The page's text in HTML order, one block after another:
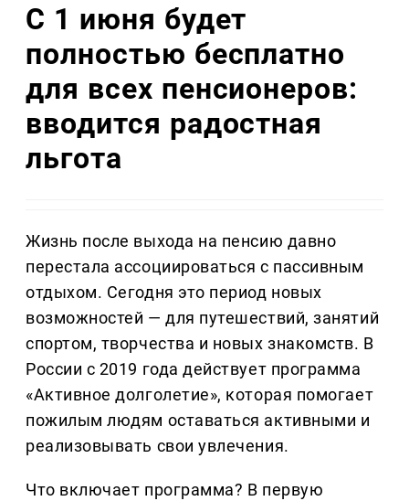
С 1 июня будет
полностью бесплатно
для всех пенсионеров:
вводится радостная
льгота
Жизнь после выхода на пенсию давно
перестала ассоциироваться с пассивным
отдыхом. Сегодня это период новых
возможностей — для путешествий, занятий
спортом, творчества и новых знакомств. В
России с 2019 года действует программа
«Активное долголетие», которая помогает
пожилым людям оставаться активными и
реализовывать свои увлечения.
Что включает программа? В первую